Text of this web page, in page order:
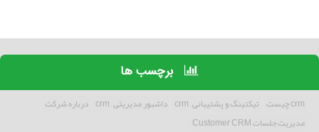
برچسب ها
crm چیست تیکتینگ و پشتیبانی , crm داشبور مدیریتی , crm
درباره شرکت
مدیریت جلسات Customer CRM